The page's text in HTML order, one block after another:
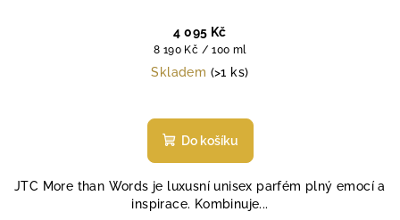
4 095 Kč
Měrná
cena:
8 190 Kč / 100 ml
Skladem (>1 ks)
hodnocení
produktu
z
5
Do košíku
JTC More than Words je luxusní unisex parfém plný emocí a
inspirace. Kombinuje...